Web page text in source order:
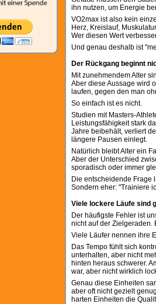
ihn nutzen, um Energie
VO2max ist also kein
Herz, Kreislauf,
Wer diesen Wert
Und genau deshalb ist
Der Rückgang beginnt
Mit zunehmendem Alter
Aber diese Aussage wird
laufen, gegen den man
So einfach ist es nicht.
Studien mit Masters-
Leistungsfähigkeit stark
Jahre beibehält, verliert
längere Pausen einlegt.
Natürlich bleibt Alter ein
Aber der Unterschied
sporadisch oder immer
Die entscheidende Frage
Sondern eher: "Trainiere
Viele lockere Läufe sind
Der häufigste Fehler ist
nicht auf der Zielgeraden.
Viele Läufer nennen ihre
Das Tempo fühlt sich
unterhalten, aber nicht
hinten heraus schwerer.
war, aber nicht wirklich
Genau diese Einheiten
aber oft nicht gezielt
harten Einheiten die